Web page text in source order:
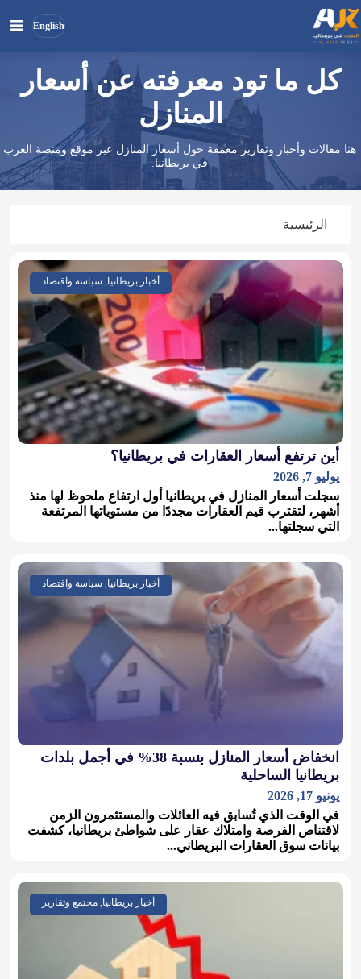
English
ابحث
بحث
كل ما تود معرفته عن أسعار
المنازل
هنا مقالات وأخبار وتقارير معمقة حول أسعار المنازل عبر موقع ومنصة العرب
في بريطانيا.
الرئيسية
أخبار بريطانيا, سياسة واقتصاد
أين ترتفع أسعار العقارات في بريطانيا؟
يوليو 7, 2026
سجلت أسعار المنازل في بريطانيا أول ارتفاع ملحوظ لها منذ
أشهر، لتقترب قيم العقارات مجددًا من مستوياتها المرتفعة
التي سجلتها...
أخبار بريطانيا, سياسة واقتصاد
انخفاض أسعار المنازل بنسبة 38% في أجمل بلدات
بريطانيا الساحلية
يونيو 17, 2026
في الوقت الذي تُسابق فيه العائلات والمستثمرون الزمن
لاقتناص الفرصة وامتلاك عقار على شواطئ بريطانيا، كشفت
بيانات سوق العقارات البريطاني...
أخبار بريطانيا, مجتمع وتقارير